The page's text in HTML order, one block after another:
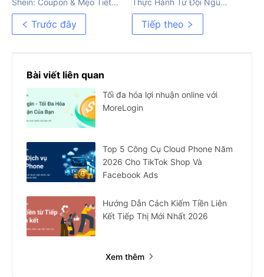
Kiệm Hiệu Quả (2026)
Trước đây
Chuyên Nghiệp
Tiếp theo
Bài viết liên quan
Tối đa hóa lợi nhuận online với
MoreLogin
Top 5 Công Cụ Cloud Phone Năm
2026 Cho TikTok Shop Và
Facebook Ads
Hướng Dẫn Cách Kiếm Tiền Liên
Kết Tiếp Thị Mới Nhất 2026
Xem thêm